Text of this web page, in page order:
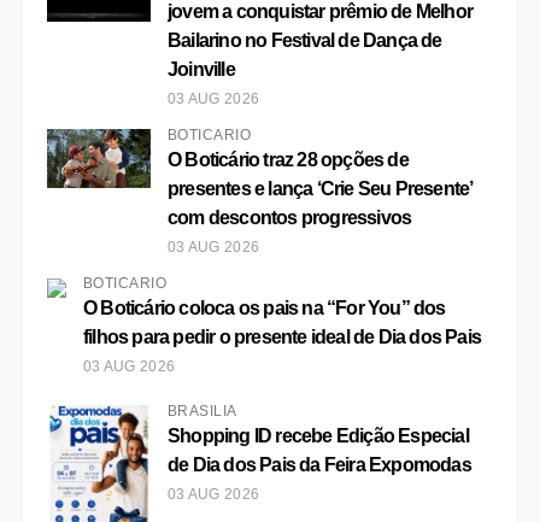
jovem a conquistar prêmio de Melhor
Bailarino no Festival de Dança de
Joinville
03 AUG 2026
BOTICÁRIO
O Boticário traz 28 opções de
presentes e lança ‘Crie Seu Presente’
com descontos progressivos
03 AUG 2026
BOTICÁRIO
O Boticário coloca os pais na “For You” dos
filhos para pedir o presente ideal de Dia dos Pais
03 AUG 2026
BRASÍLIA
Shopping ID recebe Edição Especial
de Dia dos Pais da Feira Expomodas
03 AUG 2026